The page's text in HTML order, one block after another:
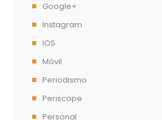
Google+
Instagram
IOS
Móvil
Periodismo
Periscope
Personal